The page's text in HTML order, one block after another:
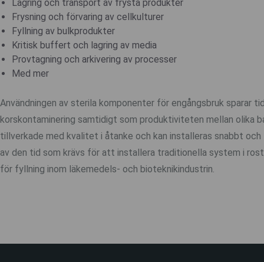
Lagring och transport av frysta produkter
Frysning och förvaring av cellkulturer
Fyllning av bulkprodukter
Kritisk buffert och lagring av media
Provtagning och arkivering av processer
Med mer
Användningen av sterila komponenter för engångsbruk sparar
korskontaminering samtidigt som produktiviteten mellan olika
tillverkade med kvalitet i åtanke och kan installeras snabbt
av den tid som krävs för att installera traditionella system i
för fyllning inom läkemedels- och bioteknikindustrin.